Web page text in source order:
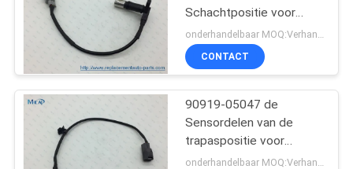
ONGEVEER
FABRIEKSREIS
KWALITEITSCONTROLE
Schachtpositie voor
Toyota Tacoma 4 Agent
T100 2.4L 2.7L
onderhandelbaar MOQ:Verhandelbaar
CONTACT
90919-05047 de
Sensordelen van de
trapaspositie voor
Toyota Camry-Ent 2 van